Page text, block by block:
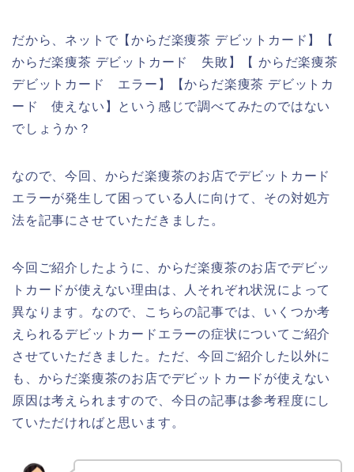
だから、ネットで【からだ楽痩茶 デビットカード】【
からだ楽痩茶 デビットカード 失敗】【 からだ楽痩茶
デビットカード エラー】【からだ楽痩茶 デビットカ
ード 使えない】という感じで調べてみたのではない
でしょうか？
なので、今回、からだ楽痩茶のお店でデビットカード
エラーが発生して困っている人に向けて、その対処方
法を記事にさせていただきました。
今回ご紹介したように、からだ楽痩茶のお店でデビッ
トカードが使えない理由は、人それぞれ状況によって
異なります。なので、こちらの記事では、いくつか考
えられるデビットカードエラーの症状についてご紹介
させていただきました。ただ、今回ご紹介した以外に
も、からだ楽痩茶のお店でデビットカードが使えない
原因は考えられますので、今日の記事は参考程度にし
ていただければと思います。